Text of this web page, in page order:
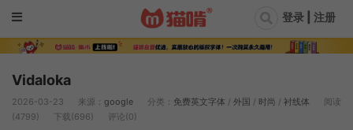
登录 | 注册
Vidaloka
2026-03-23 来源： google 分类： 免费英文字体 / 外国 / 时尚 / 衬线体
阅读
(4799)
下载(696) 评论(0)